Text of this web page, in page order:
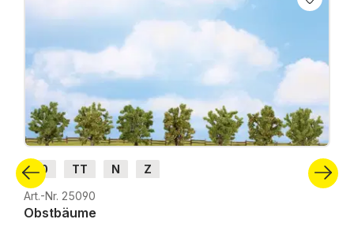
H0 TT N
Z
Art.-Nr. 25090
Obstbäume